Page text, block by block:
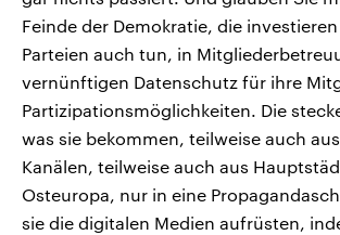
Feinde der Demokratie, die
Parteien auch tun, in
vernünftigen Datenschutz für ihre
Partizipationsmöglichkeiten. Die
was sie bekommen, teilweise auch
Kanälen, teilweise auch aus
Osteuropa, nur in eine
sie die digitalen Medien aufrüsten,